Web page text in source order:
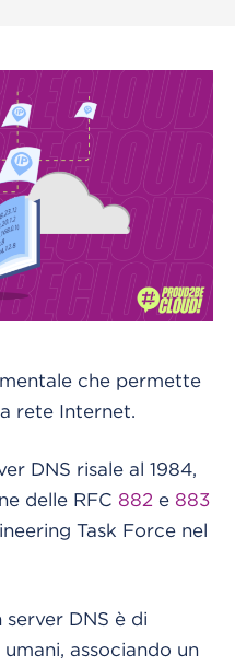
che permette
rete Internet.
DNS risale al 1984,
delle RFC 882 e 883
Task Force nel
DNS è di
associando un